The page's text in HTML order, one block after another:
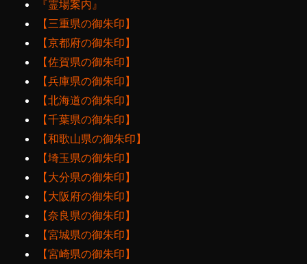
『霊場案内』
【三重県の御朱印】
【京都府の御朱印】
【佐賀県の御朱印】
【兵庫県の御朱印】
【北海道の御朱印】
【千葉県の御朱印】
【和歌山県の御朱印】
【埼玉県の御朱印】
【大分県の御朱印】
【大阪府の御朱印】
【奈良県の御朱印】
【宮城県の御朱印】
【宮崎県の御朱印】